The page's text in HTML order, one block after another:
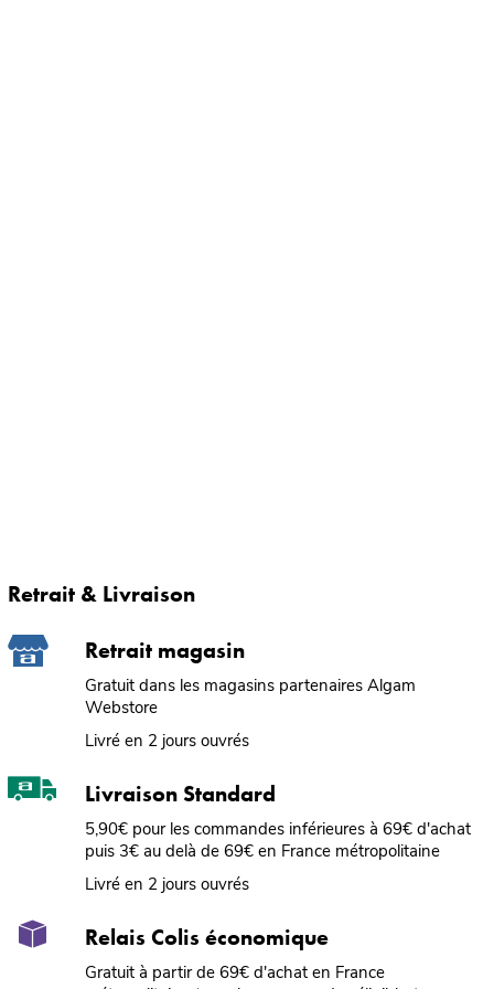
Retrait & Livraison
Retrait magasin
Gratuit dans les magasins partenaires Algam
Webstore
Livré en 2 jours ouvrés
Livraison Standard
5,90€ pour les commandes inférieures à 69€ d'achat
puis 3€ au delà de 69€ en France métropolitaine
Livré en 2 jours ouvrés
Relais Colis économique
Gratuit à partir de 69€ d'achat en France